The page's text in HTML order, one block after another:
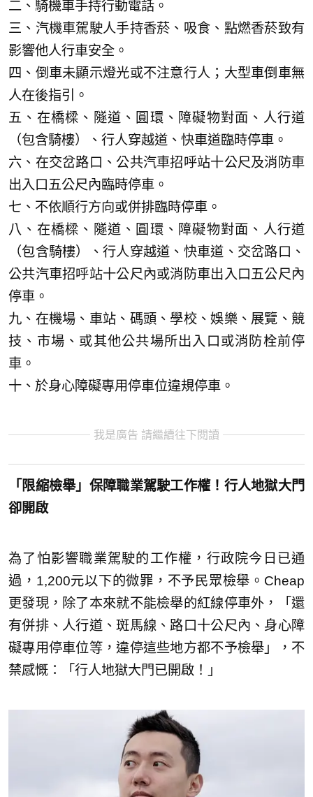
二、騎機車手持行動電話。
三、汽機車駕駛人手持香菸、吸食、點燃香菸致有
影響他人行車安全。
四、倒車未顯示燈光或不注意行人；大型車倒車無
人在後指引。
五、在橋樑、隧道、圓環、障礙物對面、人行道
（包含騎樓）、行人穿越道、快車道臨時停車。
六、在交岔路口、公共汽車招呼站十公尺及消防車
出入口五公尺內臨時停車。
七、不依順行方向或併排臨時停車。
八、在橋樑、隧道、圓環、障礙物對面、人行道
（包含騎樓）、行人穿越道、快車道、交岔路口、
公共汽車招呼站十公尺內或消防車出入口五公尺內
停車。
九、在機場、車站、碼頭、學校、娛樂、展覽、競
技、市場、或其他公共場所出入口或消防栓前停
車。
十、於身心障礙專用停車位違規停車。
我是廣告 請繼續往下閱讀
「限縮檢舉」保障職業駕駛工作權！行人地獄大門
卻開啟
為了怕影響職業駕駛的工作權，行政院今日已通
過，1,200元以下的微罪，不予民眾檢舉。Cheap
更發現，除了本來就不能檢舉的紅線停車外，「還
有併排、人行道、斑馬線、路口十公尺內、身心障
礙專用停車位等，違停這些地方都不予檢舉」，不
禁感慨：「行人地獄大門已開啟！」